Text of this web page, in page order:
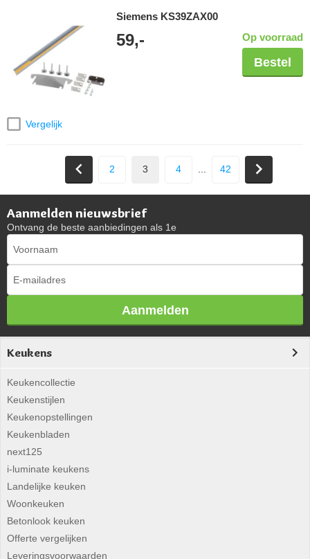
Vergelijk
Siemens KS39ZAX00
59,- Op voorraad
Bestel
2 3 4 ... 42
Aanmelden nieuwsbrief
Ontvang de beste aanbiedingen als 1e
Aanmelden
Keukens
Keukencollectie
Keukenstijlen
Keukenopstellingen
Keukenbladen
next125
i-luminate keukens
Landelijke keuken
Woonkeuken
Betonlook keuken
Offerte vergelijken
Leveringsvoorwaarden